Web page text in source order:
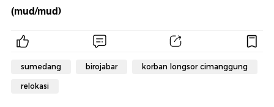
(mud/mud)
sumedang birojabar korban longsor cimanggung
relokasi